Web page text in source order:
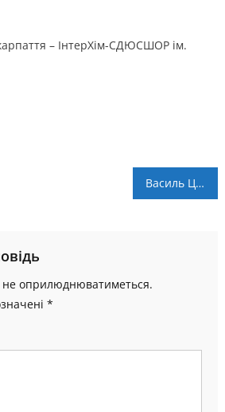
– ІнтерХім-СДЮСШОР ім.
Василь Цюцюра – у символічній збірній півріччя VBET UA Першої!
оприлюднюватиметься.
*